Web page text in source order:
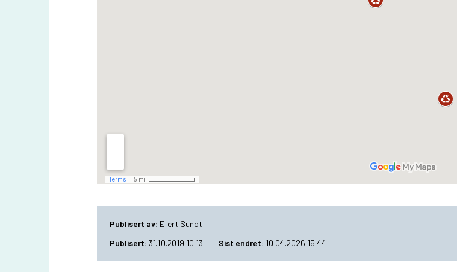
Publisert av Eilert Sundt
Publisert 31.10.2019 10.13 Sist endret 10.04.2026 15.44